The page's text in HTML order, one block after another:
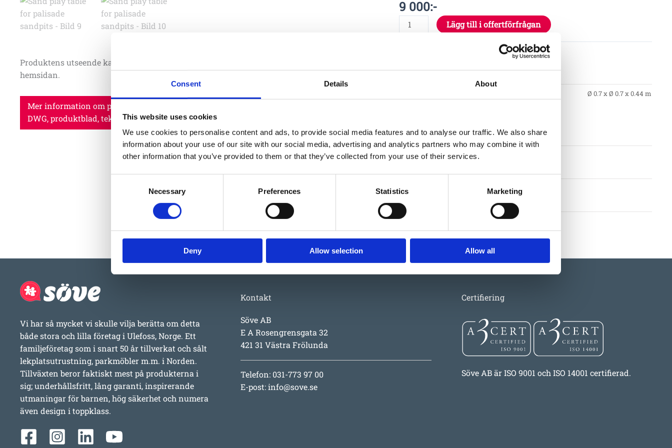
Consent Details About
This website uses cookies
We use cookies to personalise content and ads, to provide social media features and to analyse our traffic. We also share
information about your use of our site with our social media, advertising and analytics partners who may combine it with
other information that you’ve provided to them or that they’ve collected from your use of their services.
Necessary Preferences Statistics Marketing
Deny Allow selection Allow all
9 000:-
Lägg till i offertförfrågan
Specifikationer
Ø 0.7 x Ø 0.7 x 0.44 m
Material
Skötsel
Produktens utseende kan avvika mot de bilder som visas på
hemsidan.
Mer information om produkten, klicka här
DWG, produktblad, teknisk information, bilder etc.
Vi har så mycket vi skulle vilja berätta om detta
både stora och lilla företag i Ulefoss, Norge. Ett
familjeföretag som i snart 50 år tillverkat och sålt
lekplatsutrustning, parkmöbler m.m. i Norden.
Tillväxten beror faktiskt mest på produkterna i
sig; underhållsfritt, lång garanti, inspirerande
utmaningar för barnen, hög säkerhet och numera
även design i toppklass.
Kontakt
Söve AB
E A Rosengrensgata 32
421 31 Västra Frölunda
Telefon: 031-773 97 00
E-post:info@sove.se
Certifiering
Söve AB är ISO 9001 och ISO 14001 certifierad.